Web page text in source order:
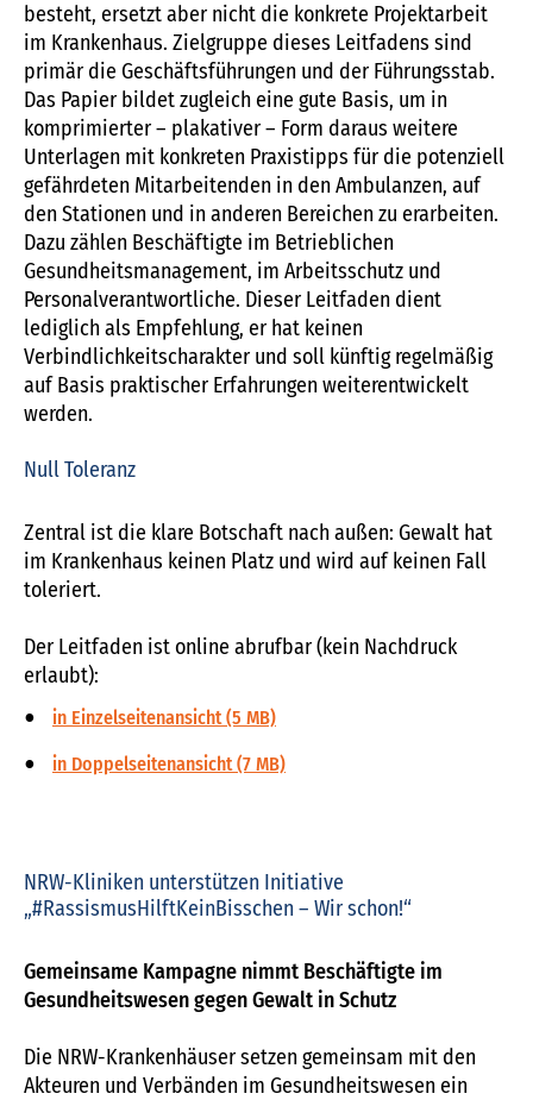
besteht, ersetzt aber nicht die konkrete Projektarbeit
im Krankenhaus. Zielgruppe dieses Leitfadens sind
primär die Geschäftsführungen und der Führungsstab.
Das Papier bildet zugleich eine gute Basis, um in
komprimierter – plakativer – Form daraus weitere
Unterlagen mit konkreten Praxistipps für die potenziell
gefährdeten Mitarbeitenden in den Ambulanzen, auf
den Stationen und in anderen Bereichen zu erarbeiten.
Dazu zählen Beschäftigte im Betrieblichen
Gesundheitsmanagement, im Arbeitsschutz und
Personalverantwortliche. Dieser Leitfaden dient
lediglich als Empfehlung, er hat keinen
Verbindlichkeitscharakter und soll künftig regelmäßig
auf Basis praktischer Erfahrungen weiterentwickelt
werden.
Null Toleranz
Zentral ist die klare Botschaft nach außen: Gewalt hat
im Krankenhaus keinen Platz und wird auf keinen Fall
toleriert.
Der Leitfaden ist online abrufbar (kein Nachdruck
erlaubt):
in Einzelseitenansicht (5 MB)
in Doppelseitenansicht (7 MB)
NRW-Kliniken unterstützen Initiative
„#RassismusHilftKeinBisschen – Wir schon!“
Gemeinsame Kampagne nimmt Beschäftigte im
Gesundheitswesen gegen Gewalt in Schutz
Die NRW-Krankenhäuser setzen gemeinsam mit den
Akteuren und Verbänden im Gesundheitswesen ein